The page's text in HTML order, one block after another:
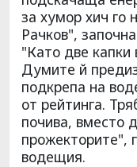
за хумор хич го
Рачков",
"Като две
Думите й
подкрепа на
от рейтинга.
почива, вместо
прожекторите",
водещия.